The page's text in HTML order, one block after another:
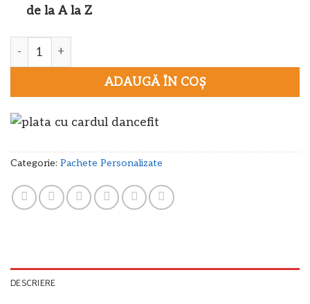
de la A la Z
Cantitate Plan de antrenament și alimentar personalizat
ADAUGĂ ÎN COȘ
Categorie: Pachete Personalizate
DESCRIERE